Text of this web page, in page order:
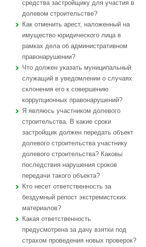
средства застройщику для участия в
долевом строительстве?
Как отменить арест, наложенный на
имущество юридического лица в
рамках дела об административном
правонарушении?
Что должен указать муниципальный
служащий в уведомлении о случаях
склонения его к совершению
коррупционных правонарушений?
Я являюсь участником долевого
строительства. В какие сроки
застройщик должен передать объект
долевого строительства участнику
долевого строительства? Каковы
последствия нарушения сроков
передачи такого объекта?
Кто несет ответственность за
бездумный репост экстремистских
материалов?
Какая ответственность
предусмотрена за дачу взятки под
страхом проведения новых проверок?